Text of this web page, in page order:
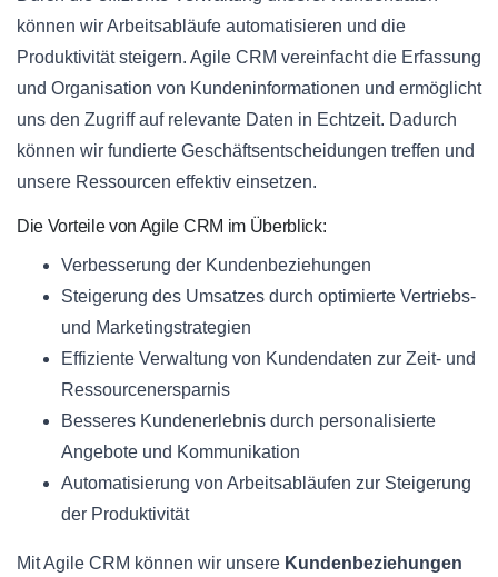
können wir Arbeitsabläufe automatisieren und die
Produktivität steigern. Agile CRM vereinfacht die Erfassung
und Organisation von Kundeninformationen und ermöglicht
uns den Zugriff auf relevante Daten in Echtzeit. Dadurch
können wir fundierte Geschäftsentscheidungen treffen und
unsere Ressourcen effektiv einsetzen.
Die Vorteile von Agile CRM im Überblick:
Verbesserung der Kundenbeziehungen
Steigerung des Umsatzes durch optimierte Vertriebs-
und Marketingstrategien
Effiziente Verwaltung von Kundendaten zur Zeit- und
Ressourcenersparnis
Besseres Kundenerlebnis durch personalisierte
Angebote und Kommunikation
Automatisierung von Arbeitsabläufen zur Steigerung
der Produktivität
Mit Agile CRM können wir unsere Kundenbeziehungen